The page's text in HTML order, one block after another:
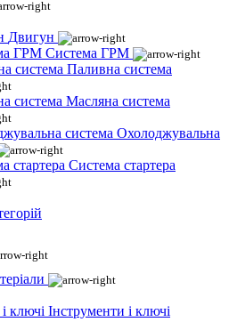
Двигун
Система ГРМ
Паливна система
Масляна система
Охолоджувальна
Система стартера
Інструменти і ключі